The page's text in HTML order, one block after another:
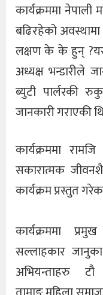
कार्यक्रममा
बढिरहेको
लक्षण के के हुन्
अध्यक्ष भन्डारीले
ब्युटी पार्लरकी
जानकारी गराएकी
कार्यक्रममा
सकारात्मक
कार्यक्रम प्रस्तुत
कार्यक्रममा
सल्लाहकार
अभियन्ताहरु